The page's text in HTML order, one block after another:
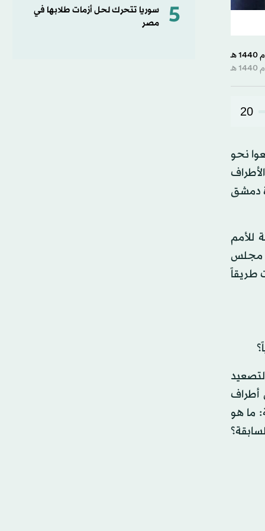
20
نحو
دمشق
للأمم
من مجلس
طريقاً
أطراف
ما هو
5
سوريا تتحرك لحل أزمات طلابها في
مصر